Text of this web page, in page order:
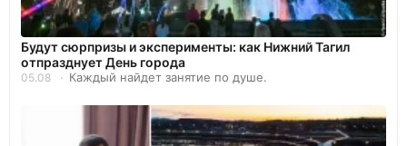
Будут сюрпризы и эксперименты: как Нижний Тагил
отпразднует День города
05.08 Каждый найдет занятие по душе.